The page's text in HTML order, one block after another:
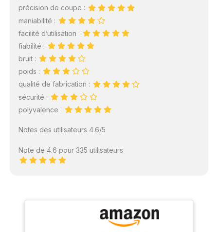
précision de coupe :
maniabilité :
facilité d’utilisation :
fiabilité :
bruit :
poids :
qualité de fabrication :
sécurité :
polyvalence :
Notes des utilisateurs 4.6/5
Note de 4.6 pour 335 utilisateurs